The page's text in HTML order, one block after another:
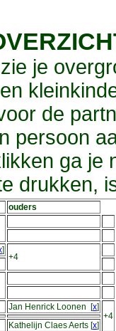
je
de
persoon
ga je
drukken,
ouders
]
+4
Jan Henrick Loonen [x]
+4
Kathelijn Claes Aerts [x]